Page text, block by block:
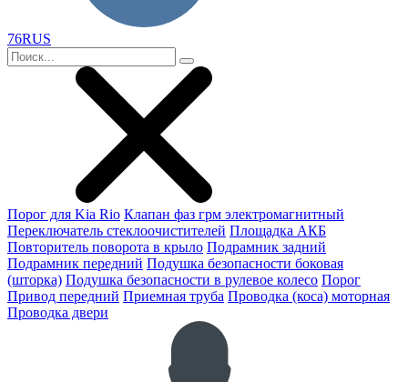
76RUS
Порог для Kia Rio Клапан фаз грм электромагнитный
Переключатель стеклоочистителей Площадка АКБ
Повторитель поворота в крыло Подрамник задний
Подрамник передний Подушка безопасности боковая
(шторка) Подушка безопасности в рулевое колесо Порог
Привод передний Приемная труба Проводка (коса) моторная
Проводка двери